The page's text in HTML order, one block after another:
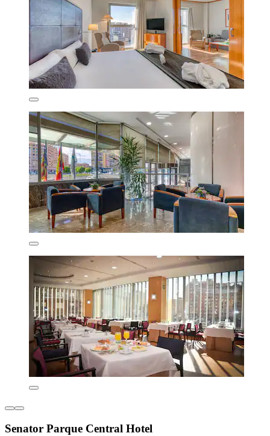
Senator Parque Central Hotel